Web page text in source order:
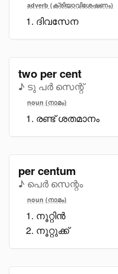
adverb (ക്രിയാവിശേഷണം)
ദിവസേന
two per cent
♪ ടു പർ സെന്റ്
noun (നാമം)
രണ്ട് ശതമാനം
per centum
♪ പെർ സെന്റം
noun (നാമം)
നൂറ്റിൻ
നൂറ്റുക്ക്